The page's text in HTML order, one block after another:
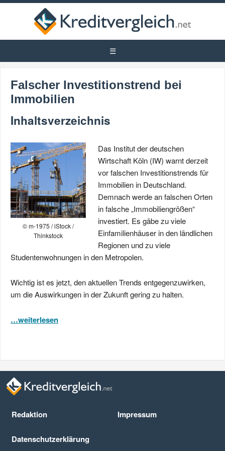
Falscher Investitionstrend bei
Immobilien
Inhaltsverzeichnis
© m-1975 / iStock /
Thinkstock
Das Institut der deutschen
Wirtschaft Köln (IW) warnt derzeit
vor falschen Investitionstrends für
Immobilien in Deutschland.
Demnach werde an falschen Orten
in falsche „Immobiliengrößen“
investiert. Es gäbe zu viele
Einfamilienhäuser in den ländlichen
Regionen und zu viele
Studentenwohnungen in den Metropolen.
Wichtig ist es jetzt, den aktuellen Trends entgegenzuwirken,
um die Auswirkungen in der Zukunft gering zu halten.
…weiterlesen
Redaktion Impressum
Datenschutz­erklärung